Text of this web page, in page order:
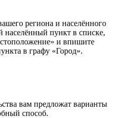
региона и населённого
пункт в списке,
и впишите
в графу «Город».
вам предложат варианты
способ.